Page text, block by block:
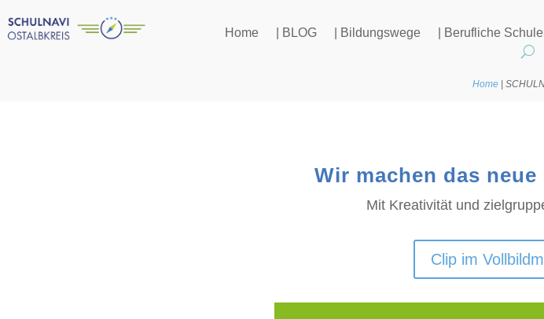
Home | BLOG | Bildungswege | Berufliche
Home |
Wir machen das
Mit Kreativität und
Clip im